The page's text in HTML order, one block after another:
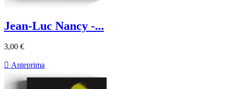
Jean-Luc Nancy -...
3,00 €
 Anteprima